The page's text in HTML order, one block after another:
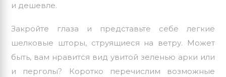
и дешевле.
Закройте глаза и представьте себе легкие
шелковые шторы, струящиеся на ветру. Может
быть, вам нравится вид увитой зеленью арки или
и перголы? Коротко перечислим возможные